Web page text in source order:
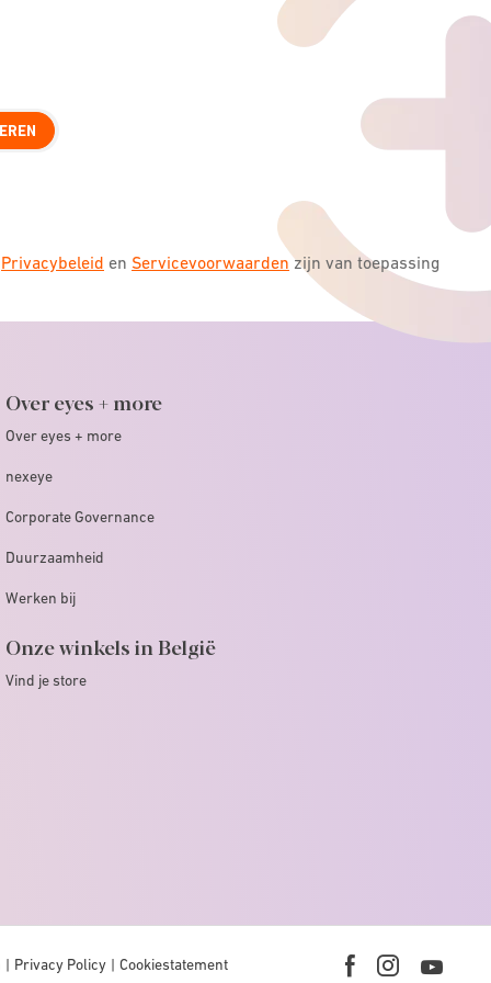
Privacybeleid en Servicevoorwaardenzijn van toepassing
Over eyes + more
Over eyes + more
nexeye
Corporate Governance
Duurzaamheid
Werken bij
Onze winkels in België
Vind je store
Privacy Policy Cookiestatement